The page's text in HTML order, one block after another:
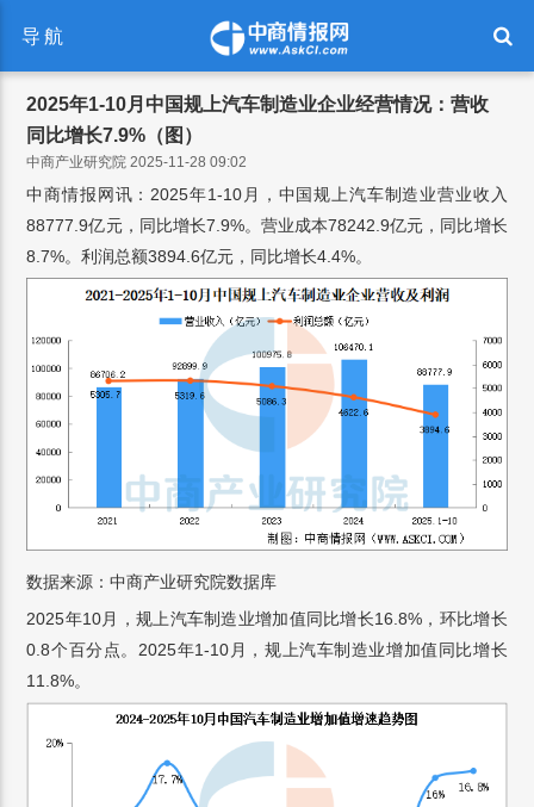
导航
2025年1-10月中国规上汽车制造业企业经营情况：营收
同比增长7.9%（图）
中商产业研究院 2025-11-28 09:02
中商情报网讯：2025年1-10月，中国规上汽车制造业营业收入
88777.9亿元，同比增长7.9%。营业成本78242.9亿元，同比增长
8.7%。利润总额3894.6亿元，同比增长4.4%。
数据来源：中商产业研究院数据库
2025年10月，规上汽车制造业增加值同比增长16.8%，环比增长
0.8个百分点。2025年1-10月，规上汽车制造业增加值同比增长
11.8%。